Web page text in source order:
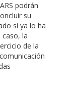
podrán
su
si ya lo ha
caso, la
de la